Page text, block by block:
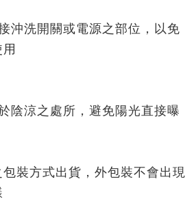
沖洗開關或電源之部位，以免
陰涼之處所，避免陽光直接曝
裝方式出貨，外包裝不會出現